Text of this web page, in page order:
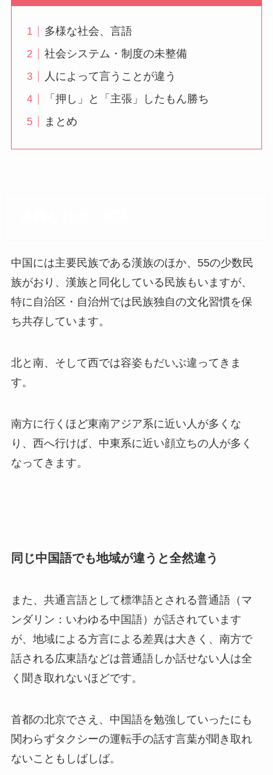
多様な社会、言語
社会システム・制度の未整備
人によって言うことが違う
「押し」と「主張」したもん勝ち
まとめ
中国には主要民族である漢族のほか、55の少数民
族がおり、漢族と同化している民族もいますが、
特に自治区・自治州では民族独自の文化習慣を保
ち共存しています。
北と南、そして西では容姿もだいぶ違ってきま
す。
南方に行くほど東南アジア系に近い人が多くな
り、西へ行けば、中東系に近い顔立ちの人が多く
なってきます。
同じ中国語でも地域が違うと全然違う
また、共通言語として標準語とされる普通語（マ
ンダリン：いわゆる中国語）が話されています
が、地域による方言による差異は大きく、南方で
話される広東語などは普通語しか話せない人は全
く聞き取れないほどです。
首都の北京でさえ、中国語を勉強していったにも
関わらずタクシーの運転手の話す言葉が聞き取れ
ないこともしばしば。